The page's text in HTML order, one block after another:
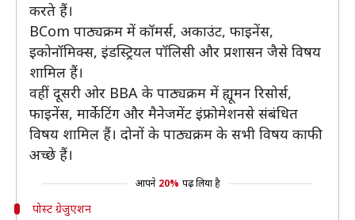
करते हैं।
BCom पाठ्यक्रम में कॉमर्स, अकाउंट, फाइनेंस,
इकोनॉमिक्स, इंडस्ट्रियल पॉलिसी और प्रशासन जैसे विषय
शामिल हैं।
वहीं दूसरी ओर BBA के पाठ्यक्रम में ह्यूमन रिसोर्स,
फाइनेंस, मार्केटिंग और मैनेजमेंट इंफ्रोमेशनसे संबंधित
विषय शामिल हैं। दोनों के पाठ्यक्रम के सभी विषय काफी
अच्छे हैं।
आपने 20% पढ़ लिया है
पोस्ट ग्रेजुएशन